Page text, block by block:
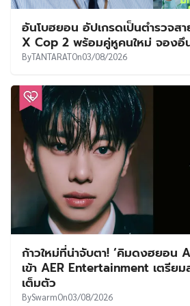
อันโบฮยอน อัปเกรดเป็นตำรวจส
X Cop 2 พร้อมคู่หูคนใหม่ จองอึ
ByTANTARATOn03/08/2026
ก้าวใหม่ที่น่าจับตา! ‘คิมดงฮยอน
เข้า AER Entertainment เตรีย
เต็มตัว
BySwarmOn03/08/2026